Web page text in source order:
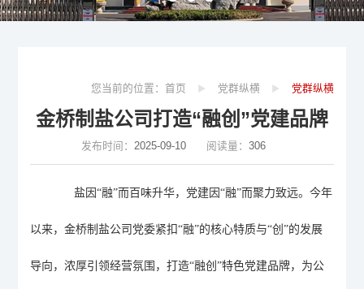
您当前的位置： 首页 党群纵横 党群纵横
金桥制盐公司打造“融创”党建品牌
发布时间：2025-09-10 阅读量： 306
盐因“融”而百味升华，党建因“融”而聚力致远。今年
以来，金桥制盐公司党委紧扣“融”的核心特质与“创”的发展
导向，浓厚引领经营氛围，打造“融创”特色党建品牌，为公